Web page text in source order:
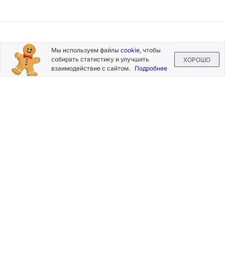
Подписывайтесь
на новости и акции
Мы используем файлы cookie, чтобы
собирать статистику и улучшить
взаимодействие с сайтом. Подробнее
ХОРОШО